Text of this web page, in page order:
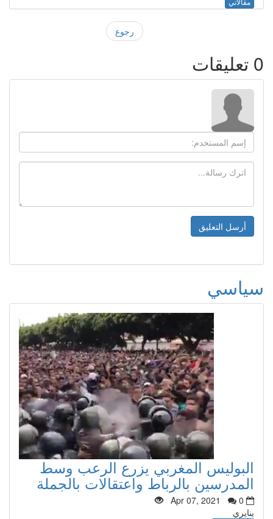
رجوع
0تعليقات
سياسي
البوليس المغربي يزرع الرعب وسط
المدرسين بالرباط واعتقالات بالجملة
Apr 07, 2021
0
ينايري